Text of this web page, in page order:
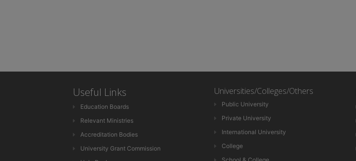
Useful Links
Education Boards
Relevant Ministries
Accreditation Bodies
University Grant Commission
Universities/Colleges/Others
Public University
Private University
International University
College